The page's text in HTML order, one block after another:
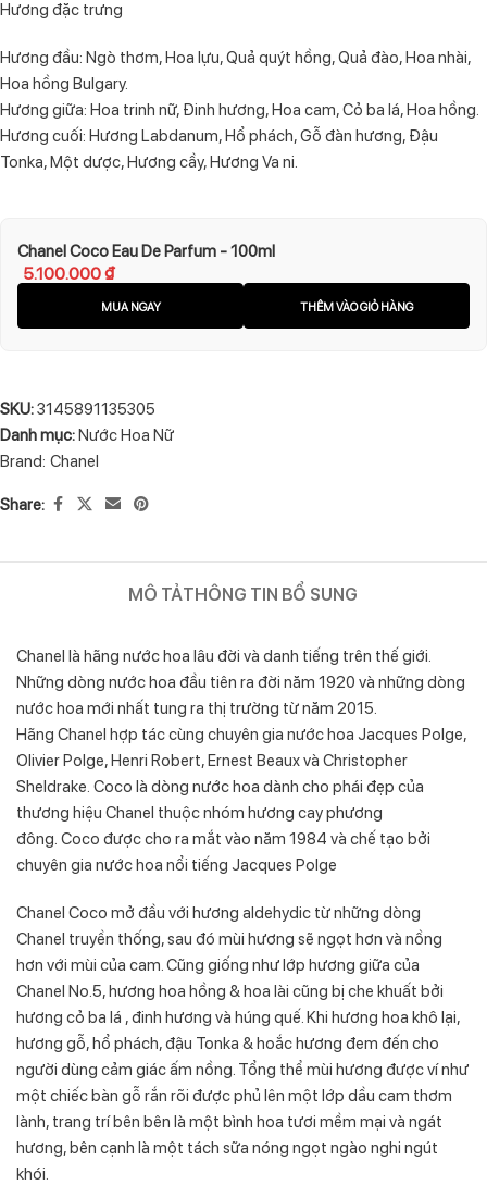
Hương đặc trưng
Hương đầu: Ngò thơm, Hoa lựu, Quả quýt hồng, Quả đào, Hoa nhài,
Hoa hồng Bulgary.
Hương giữa: Hoa trinh nữ, Đinh hương, Hoa cam, Cỏ ba lá, Hoa hồng.
Hương cuối: Hương Labdanum, Hổ phách, Gỗ đàn hương, Đậu
Tonka, Một dược, Hương cầy, Hương Va ni.
Chanel Coco Eau De Parfum - 100ml
5.100.000₫
MUA NGAY THÊM VÀO GIỎ HÀNG
SKU:3145891135305
Danh mục:Nước Hoa Nữ
Brand: Chanel
Share:
MÔ TẢTHÔNG TIN BỔ SUNG
Chanel là hãng nước hoa lâu đời và danh tiếng trên thế giới.
Những dòng nước hoa đầu tiên ra đời năm 1920 và những dòng
nước hoa mới nhất tung ra thị trường từ năm 2015.
Hãng Chanel hợp tác cùng chuyên gia nước hoa Jacques Polge,
Olivier Polge, Henri Robert, Ernest Beaux và Christopher
Sheldrake. Coco là dòng nước hoa dành cho phái đẹp của
thương hiệu Chanel thuộc nhóm hương cay phương
đông. Coco được cho ra mắt vào năm 1984 và chế tạo bởi
chuyên gia nước hoa nổi tiếng Jacques Polge
Chanel Coco mở đầu với hương aldehydic từ những dòng
Chanel truyền thống, sau đó mùi hương sẽ ngọt hơn và nồng
hơn với mùi của cam. Cũng giống như lớp hương giữa của
Chanel No.5, hương hoa hồng & hoa lài cũng bị che khuất bởi
hương cỏ ba lá , đinh hương và húng quế. Khi hương hoa khô lại,
hương gỗ, hổ phách, đậu Tonka & hoắc hương đem đến cho
người dùng cảm giác ấm nồng. Tổng thể mùi hương được ví như
một chiếc bàn gỗ rắn rõi được phủ lên một lớp dầu cam thơm
lành, trang trí bên bên là một bình hoa tươi mềm mại và ngát
hương, bên cạnh là một tách sữa nóng ngọt ngào nghi ngút
khói.